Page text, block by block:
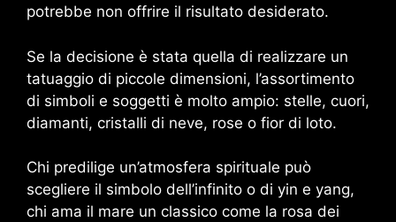
potrebbe non offrire il risultato desiderato.
Se la decisione è stata quella di realizzare un
tatuaggio di piccole dimensioni, l’assortimento
di simboli e soggetti è molto ampio: stelle, cuori,
diamanti, cristalli di neve, rose o fior di loto.
Chi predilige un’atmosfera spirituale può
scegliere il simbolo dell’infinito o di yin e yang,
chi ama il mare un classico come la rosa dei